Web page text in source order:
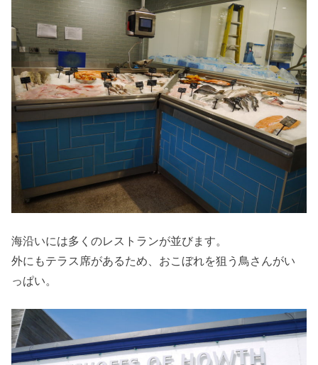
海沿いには多くのレストランが並びます。
外にもテラス席があるため、おこぼれを狙う鳥さんがい
っぱい。